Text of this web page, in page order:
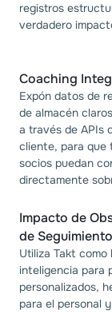
registros
verdadero
Coaching
Expón datos de
de almacén
a través de APIs
cliente, para que
socios puedan
directamente
Impacto de
de Seguimiento
Utiliza Takt como
inteligencia para
personalizados,
para el personal